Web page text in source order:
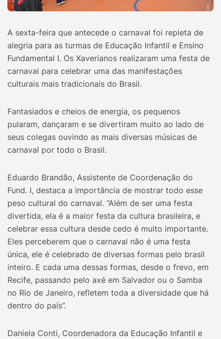
A sexta-feira que antecede o carnaval foi repleta de
alegria para as turmas de Educação Infantil e Ensino
Fundamental I. Os Xaverianos realizaram uma festa de
carnaval para celebrar uma das manifestações
culturais mais tradicionais do Brasil.
Fantasiados e cheios de energia, os pequenos
pularam, dançaram e se divertiram muito ao lado de
seus colegas ouvindo as mais diversas músicas de
carnaval por todo o Brasil.
Eduardo Brandão, Assistente de Coordenação do
Fund. I, destaca a importância de mostrar todo esse
peso cultural do carnaval. “Além de ser uma festa
divertida, ela é a maior festa da cultura brasileira, e
celebrar essa cultura desde cedo é muito importante.
Eles perceberem que o carnaval não é uma festa
única, ele é celebrado de diversas formas pelo brasil
inteiro. E cada uma dessas formas, desde o frevo, em
Recife, passando pelo axé em Salvador ou o Samba
no Rio de Janeiro, refletem toda a diversidade que há
dentro do país”.
Daniela Conti, Coordenadora da Educação Infantil e